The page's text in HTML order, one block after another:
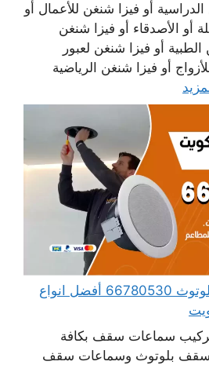
أو فيزا شنغن للأعمال أو
أو الأصدقاء أو فيزا شنغن
الطبية أو فيزا شنغن لعبور
أو فيزا شنغن الرياضية
فني سماعات سقف بلوتوث 66780530 أفضل انواع
سماعات سقف بكافة
سقف بلوتوث وسماعات سقف